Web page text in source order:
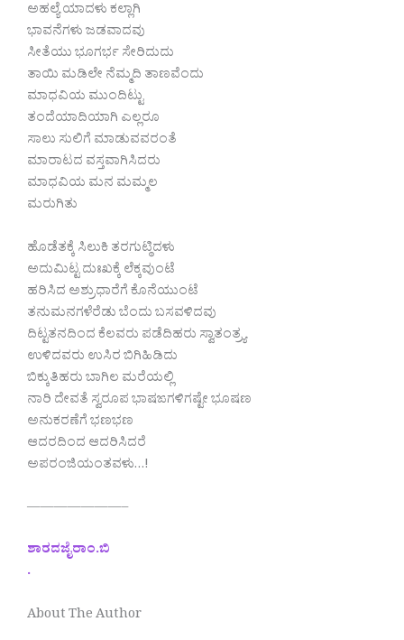
ಅಹಲ್ಯೆ ಯಾದಳು ಕಲ್ಲಾಗಿ
ಭಾವನೆಗಳು ಜಡವಾದವು
ಸೀತೆಯು ಭೂಗರ್ಭ ಸೇರಿದುದು
ತಾಯಿ ಮಡಿಲೇ ನೆಮ್ಮದಿ ತಾಣವೆಂದು
ಮಾಧವಿಯ ಮುಂದಿಟ್ಟು
ತಂದೆಯಾದಿಯಾಗಿ ಎಲ್ಲರೂ
ಸಾಲು ಸುಲಿಗೆ ಮಾಡುವವರಂತೆ
ಮಾರಾಟದ ವಸ್ತವಾಗಿಸಿದರು
ಮಾಧವಿಯ ಮನ ಮಮ್ಮಲ
ಮರುಗಿತು
ಹೊಡೆತಕ್ಕೆ ಸಿಲುಕಿ ತರಗುಟ್ಠಿದಳು
ಅದುಮಿಟ್ಟ ದುಃಖಕ್ಕೆ ಲೆಕ್ಕವುಂಟೆ
ಹರಿಸಿದ ಅಶ್ರುಧಾರೆಗೆ ಕೊನೆಯುಂಟೆ
ತನುಮನಗಳೆರೆಡು ಬೆಂದು ಬಸವಳಿದವು
ದಿಟ್ಟತನದಿಂದ ಕೆಲವರು ಪಡೆದಿಹರು ಸ್ವಾತಂತ್ರ್ಯ
ಉಳಿದವರು ಉಸಿರ ಬಿಗಿಹಿಡಿದು
ಬಿಕ್ಕುತಿಹರು ಬಾಗಿಲ ಮರೆಯಲ್ಲಿ
ನಾರಿ ದೇವತೆ ಸ್ವರೂಪ ಭಾಷಙಗಳಿಗಷ್ಟೇ ಭೂಷಣ
ಅನುಕರಣೆಗೆ ಭಣಭಣ
ಆದರದಿಂದ ಆದರಿಸಿದರೆ
ಅಪರಂಜಿಯಂತವಳು…!
———————–
ಶಾರದಜೈರಾಂ.ಬಿ
.
About The Author